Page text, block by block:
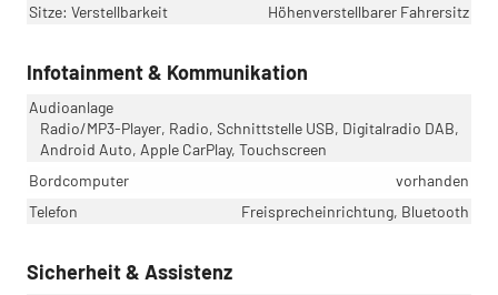
Sitze: Verstellbarkeit
Höhenverstellbarer Fahrersitz
Infotainment & Kommunikation
Audioanlage
Radio/MP3-Player, Radio, Schnittstelle USB, Digitalradio DAB,
Android Auto, Apple CarPlay, Touchscreen
Bordcomputer
vorhanden
Telefon
Freisprecheinrichtung, Bluetooth
Sicherheit & Assistenz